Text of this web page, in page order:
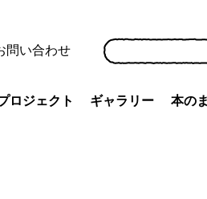
問い合わせ
ロジェクト ギャラリー 本の